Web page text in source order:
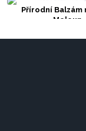
Přírodní Balzám
Meloun